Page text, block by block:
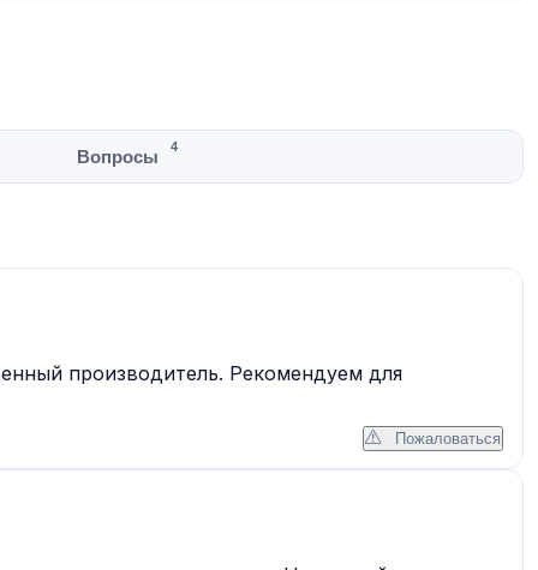
Вопросы 4
производитель. Рекомендуем для
Пожаловаться